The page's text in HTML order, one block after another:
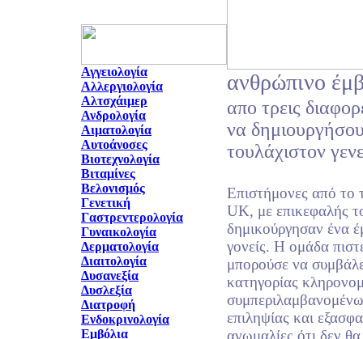
Αγγειολογία
Αλλεργιολογία
Αλτσχάιμερ
Ανδρολογία
Αιματολογία
Αυτοάνοσες
Βιοτεχνολογία
Βιταμίνες
Βελονισμός
Γενετική
Γαστρεντερολογία
Γυναικολογία
Δερματολογία
Διαιτολογία
Δυσανεξία
Δυσλεξία
Διατροφή
Ενδοκρινολογία
Εμβόλια
ανθρώπινο
απο τρεις
να
τουλάχιστον
Επιστήμονες από το
UK, με επικεφαλής
δημικούργησαν ένα
γονείς. Η ομάδα
μπορούσε να
κατηγορίας
επιληψίας και
ανωμαλίες ότι δεν